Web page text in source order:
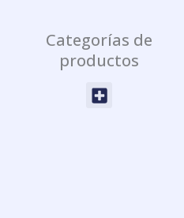
Categorías de
productos
Menu